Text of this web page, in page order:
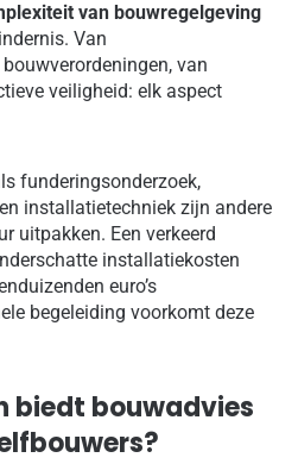
van bouwregelgeving
Van
van
veiligheid: elk aspect
funderingsonderzoek,
installatietechniek zijn andere
uitpakken. Een verkeerd
installatiekosten
euro’s
begeleiding voorkomt deze
biedt bouwadvies